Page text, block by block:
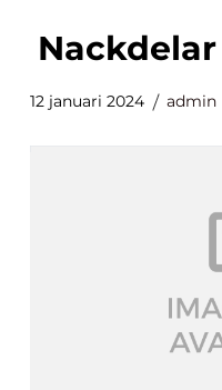
12 januari 2024 admin